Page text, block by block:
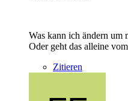
Was kann ich ändern um
Oder geht das alleine
Zitieren